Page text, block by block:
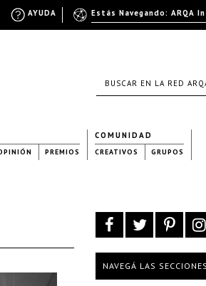
PREMIOS
COMUNIDAD
CREATIVOS GRUPOS
NAVEGÁ LAS
Estás Navegando: ARQA
AYUDA